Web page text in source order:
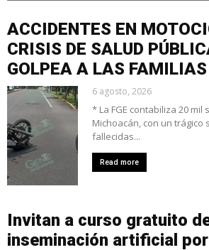
ACCIDENTES EN
CRISIS DE SALUD
GOLPEA A LAS FAMILIAS
6 agosto, 2026
* La FGE contabiliza 20 mil
Michoacán, con un trágico
fallecidas...
Read more
Invitan a curso gratuito
inseminación artificial